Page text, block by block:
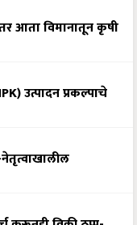
आता विमानातून कृषी
उत्पादन प्रकल्पाचे